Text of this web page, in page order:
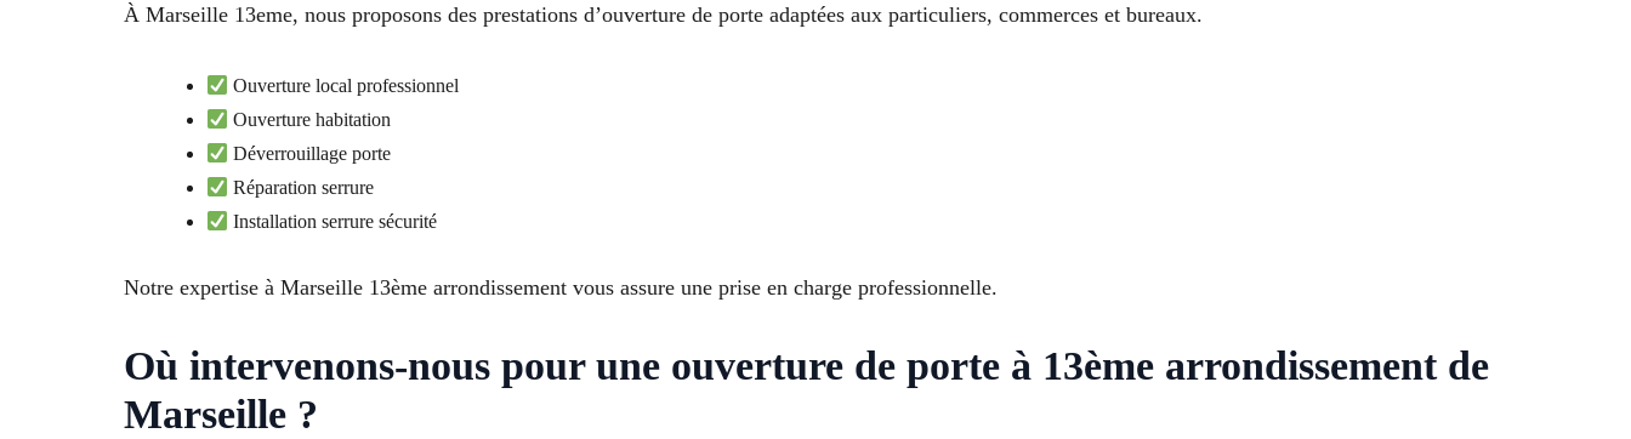
À Marseille 13eme, nous proposons des prestations d’ouverture de porte adaptées aux particuliers, commerces et bureaux.
Ouverture local professionnel
Ouverture habitation
Déverrouillage porte
Réparation serrure
Installation serrure sécurité
Notre expertise à Marseille 13ème arrondissement vous assure une prise en charge professionnelle.
Où intervenons-nous pour une ouverture de porte à 13ème arrondissement de
Marseille ?